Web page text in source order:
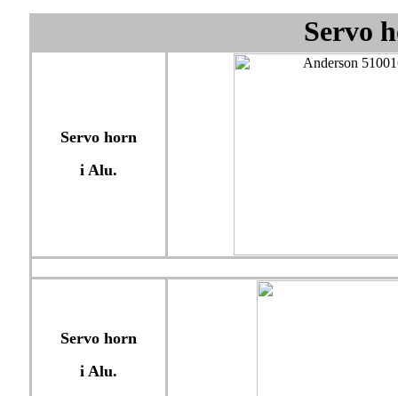
Servo
Servo horn
i Alu.
Servo horn
i Alu.